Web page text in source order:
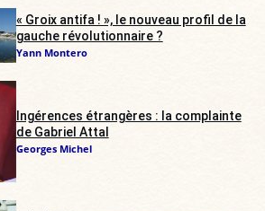
« Groix antifa ! », le nouveau profil de la
gauche révolutionnaire ?
Yann Montero
Ingérences étrangères : la complainte
de Gabriel Attal
Georges Michel